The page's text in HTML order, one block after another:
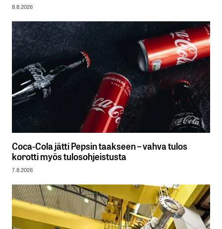
8.8.2026
Coca-Cola jätti Pepsin taakseen – vahva tulos
korotti myös tulosohjeistusta
7.8.2026